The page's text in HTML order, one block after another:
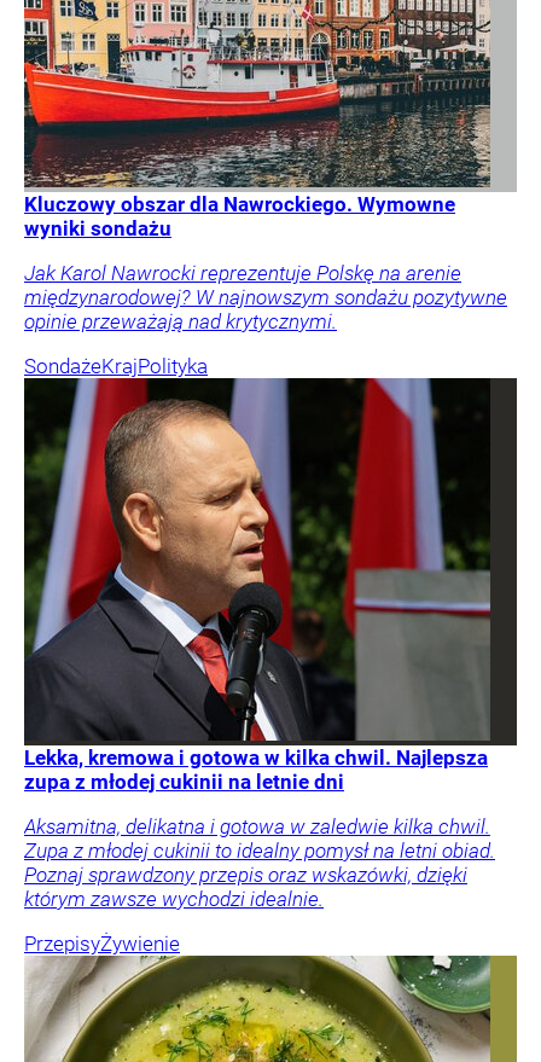
Kluczowy obszar dla Nawrockiego. Wymowne
wyniki sondażu
Jak Karol Nawrocki reprezentuje Polskę na arenie
międzynarodowej? W najnowszym sondażu pozytywne
opinie przeważają nad krytycznymi.
SondażeKrajPolityka
Lekka, kremowa i gotowa w kilka chwil. Najlepsza
zupa z młodej cukinii na letnie dni
Aksamitna, delikatna i gotowa w zaledwie kilka chwil.
Zupa z młodej cukinii to idealny pomysł na letni obiad.
Poznaj sprawdzony przepis oraz wskazówki, dzięki
którym zawsze wychodzi idealnie.
PrzepisyŻywienie